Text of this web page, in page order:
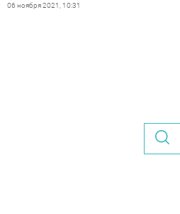
06 ноября 2021, 10:31